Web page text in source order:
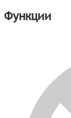
Функции